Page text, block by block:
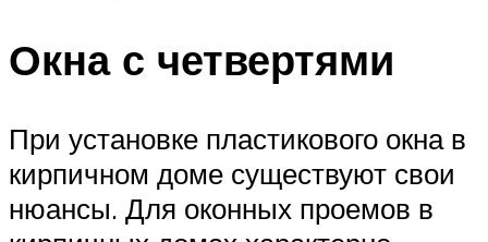
Окна с четвертями
При установке пластикового окна в
кирпичном доме существуют свои
нюансы. Для оконных проемов в